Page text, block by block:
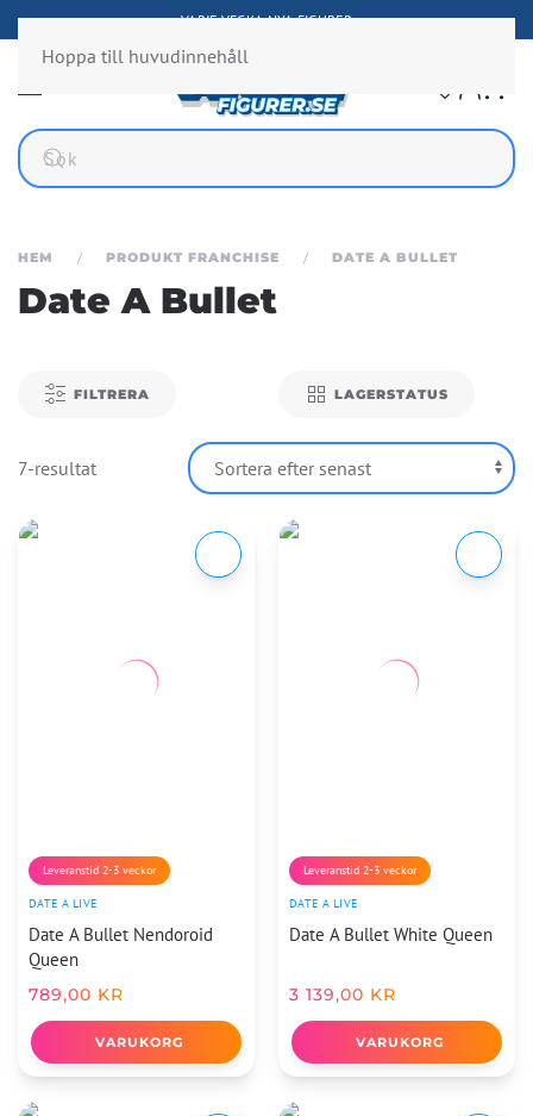
Hoppa till huvudinnehåll
VARJE VECKA NYA FIGURER
HEM PRODUKT FRANCHISE DATE A BULLET
Date A Bullet
FILTRERA LAGERSTATUS
7-resultat
Leveranstid 2-3 veckor
DATE A LIVE
Date A Bullet Nendoroid
Queen
789,00 KR
VARUKORG
Leveranstid 2-3 veckor
DATE A LIVE
Date A Bullet White Queen
3 139,00 KR
VARUKORG